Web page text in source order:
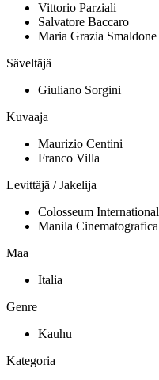
Vittorio Parziali
Salvatore Baccaro
Maria Grazia Smaldone
Säveltäjä
Giuliano Sorgini
Kuvaaja
Maurizio Centini
Franco Villa
Levittäjä / Jakelija
Colosseum International
Manila Cinematografica
Maa
Italia
Genre
Kauhu
Kategoria